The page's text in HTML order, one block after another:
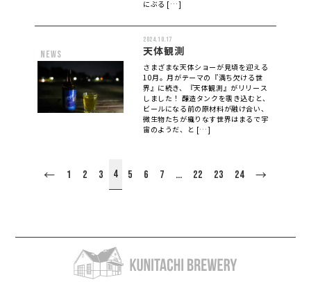
にぶる […]
news
2024.10.17
天体観測
さまざまな天体ショーが見頃を迎える
10月。月がテーマの『満ち欠ける世
界』に続き、『天体観測』がリリース
しました！ 醸造タンクを覗き込むと、
ビールになる前の原材料が融け合い、
微生物たちが織りなす世界はまるで宇
宙のようだ、と […]
← 1 2 3 4 5 6 7 … 22 23 24 →